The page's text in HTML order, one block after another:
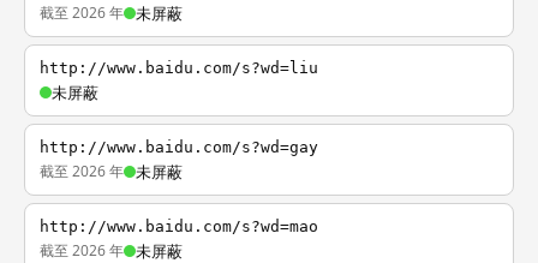
截至 2026 年 未屏蔽
http://www.baidu.com/s?wd=liu
未屏蔽
http://www.baidu.com/s?wd=gay
截至 2026 年 未屏蔽
http://www.baidu.com/s?wd=mao
截至 2026 年 未屏蔽